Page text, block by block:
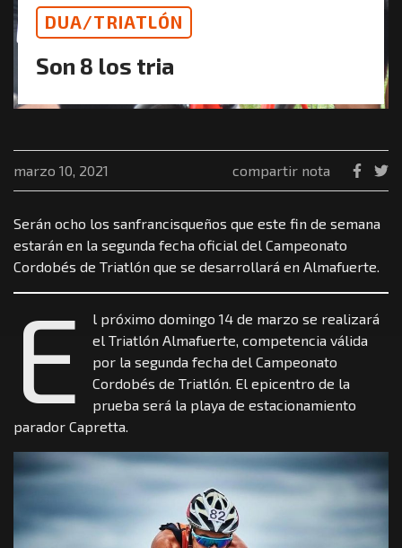
DUA/TRIATLÓN
Son 8 los tria
marzo 10, 2021 compartir nota
Serán ocho los sanfrancisqueños que este fin de semana
estarán en la segunda fecha oficial del Campeonato
Cordobés de Triatlón que se desarrollará en Almafuerte.
E
l próximo domingo 14 de marzo se realizará
el Triatlón Almafuerte, competencia válida
por la segunda fecha del Campeonato
Cordobés de Triatlón. El epicentro de la
prueba será la playa de estacionamiento
parador Capretta.